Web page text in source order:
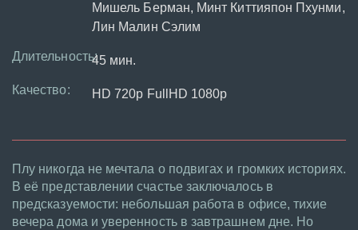
Мишель Берман, Минт Киттияпон Пхунми,
Лин Малин Сэлим
Длительность:45 мин.
Качество: HD 720p FullHD 1080p
Плу никогда не мечтала о подвигах и громких историях.
В её представлении счастье заключалось в
предсказуемости: небольшая работа в офисе, тихие
вечера дома и уверенность в завтрашнем дне. Но